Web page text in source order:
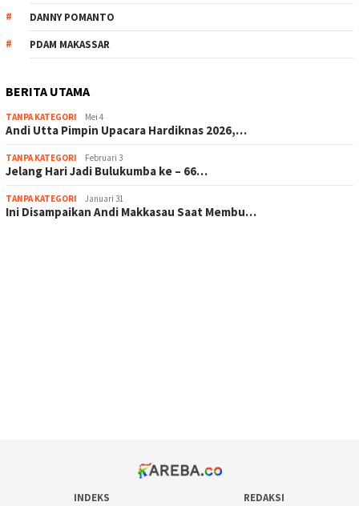
DANNY POMANTO
PDAM MAKASSAR
BERITA UTAMA
TANPA KATEGORI Mei 4
Andi Utta Pimpin Upacara Hardiknas 2026,…
TANPA KATEGORI Februari 3
Jelang Hari Jadi Bulukumba ke – 66…
TANPA KATEGORI Januari 31
Ini Disampaikan Andi Makkasau Saat Membu…
INDEKS REDAKSI